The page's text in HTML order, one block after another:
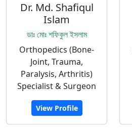
Dr. Md. Shafiqul
Islam
ডাঃ মোঃ শফিকুল ইসলাম
Orthopedics (Bone-
Joint, Trauma,
Paralysis, Arthritis)
Specialist & Surgeon
View Profile